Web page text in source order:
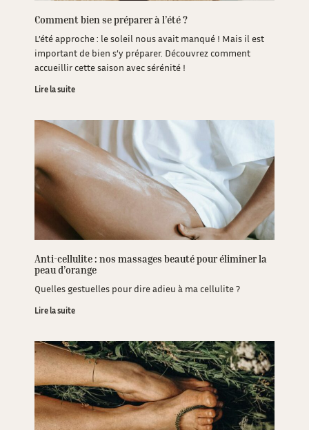
Comment bien se préparer à l’été ?
L’été approche : le soleil nous avait manqué ! Mais il est
important de bien s’y préparer. Découvrez comment
accueillir cette saison avec sérénité !
Lire la suite
Anti-cellulite : nos massages beauté pour éliminer la
peau d’orange
Quelles gestuelles pour dire adieu à ma cellulite ?
Lire la suite